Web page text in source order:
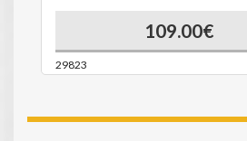
109.00€
29823